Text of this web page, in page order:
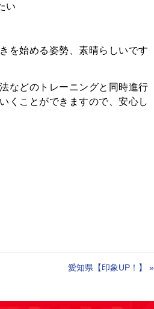
い
を始める姿勢、素晴らしいです
などのトレーニングと同時進行
くことができますので、安心し
愛知県【印象UP！】 »